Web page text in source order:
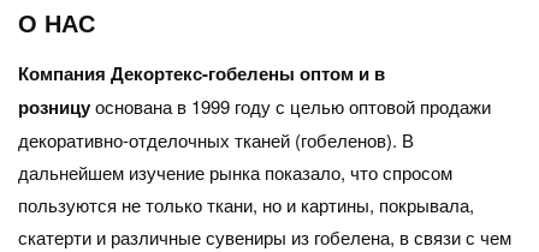
О НАС
Компания Декортекс-гобелены оптом и в
розницуоснована в 1999 году с целью оптовой продажи
декоративно-отделочных тканей (гобеленов). В
дальнейшем изучение рынка показало, что спросом
пользуются не только ткани, но и картины, покрывала,
скатерти и различные сувениры из гобелена, в связи с чем